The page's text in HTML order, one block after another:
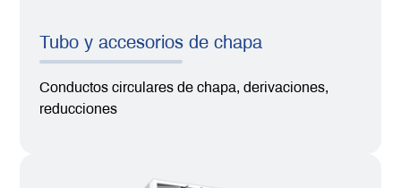
Tubo y accesorios de chapa
Conductos circulares de chapa, derivaciones,
reducciones